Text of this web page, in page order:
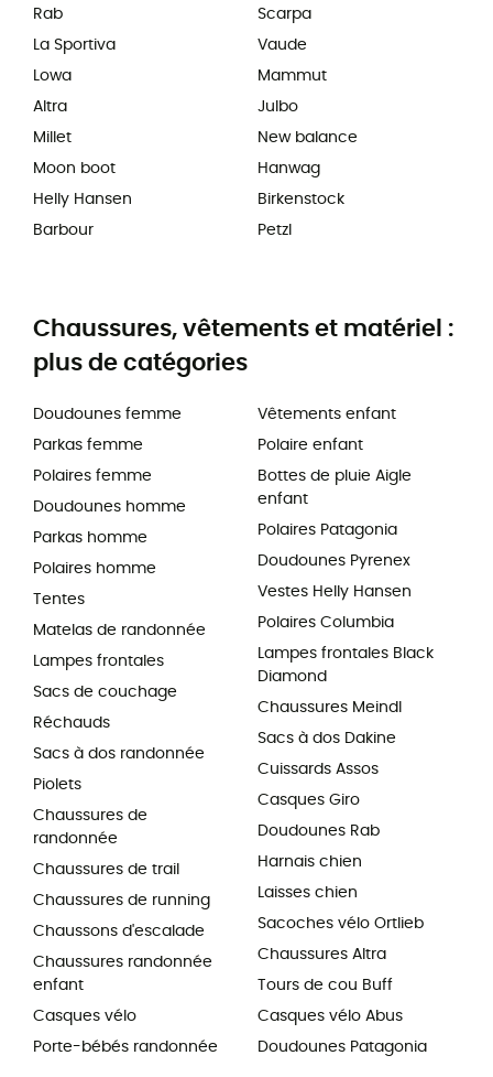
Rab
La Sportiva
Lowa
Altra
Millet
Moon boot
Helly Hansen
Barbour
Scarpa
Vaude
Mammut
Julbo
New balance
Hanwag
Birkenstock
Petzl
Chaussures, vêtements et matériel :
plus de catégories
Doudounes femme
Parkas femme
Polaires femme
Doudounes homme
Parkas homme
Polaires homme
Tentes
Matelas de randonnée
Lampes frontales
Sacs de couchage
Réchauds
Sacs à dos randonnée
Piolets
Chaussures de
randonnée
Chaussures de trail
Chaussures de running
Chaussons d'escalade
Chaussures randonnée
enfant
Casques vélo
Porte-bébés randonnée
Vêtements enfant
Polaire enfant
Bottes de pluie Aigle
enfant
Polaires Patagonia
Doudounes Pyrenex
Vestes Helly Hansen
Polaires Columbia
Lampes frontales Black
Diamond
Chaussures Meindl
Sacs à dos Dakine
Cuissards Assos
Casques Giro
Doudounes Rab
Harnais chien
Laisses chien
Sacoches vélo Ortlieb
Chaussures Altra
Tours de cou Buff
Casques vélo Abus
Doudounes Patagonia